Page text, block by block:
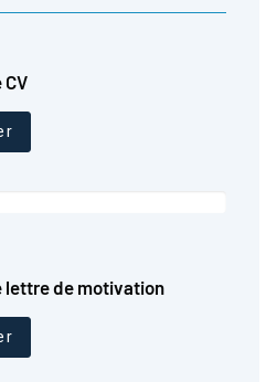
lettre de motivation